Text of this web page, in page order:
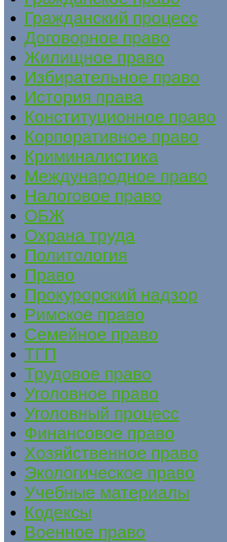
Гражданский процесс
Договорное право
Жилищное право
Избирательное право
История права
Конституционное право
Корпоративное право
Криминалистика
Международное право
Налоговое право
ОБЖ
Охрана труда
Политология
Право
Прокурорский надзор
Римское право
Семейное право
ТГП
Трудовое право
Уголовное право
Уголовный процесс
Финансовое право
Хозяйственное право
Экологическое право
Учебные материалы
Кодексы
Военное право